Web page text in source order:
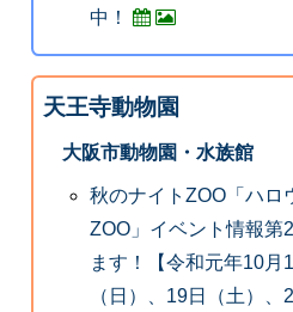
中！
天王寺動物園
大阪市動物園・水族館
秋のナイトZOO「ハロ
ZOO」イベント情報第
ます！【令和元年10月
（日）、19日（土）、